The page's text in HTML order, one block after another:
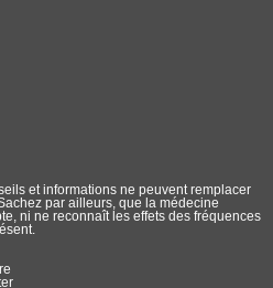
et informations ne peuvent remplacer
par ailleurs, que la médecine
ni ne reconnaît les effets des fréquences